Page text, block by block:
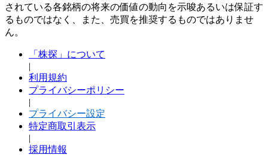
されている各銘柄の将来の価値の動向を示唆あるいは保証す
るものではなく、また、売買を推奨するものではありませ
ん。
「株探」について
|
利用規約
プライバシーポリシー
|
プライバシー設定
特定商取引表示
|
採用情報